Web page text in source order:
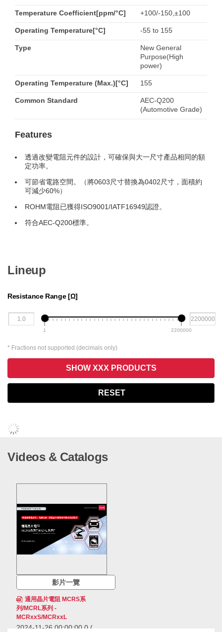
Temperature Coefficient[ppm/°C] +100/-150,±100
Operating Temperature[°C] -55 to 155
Type
New General
Purpose(High
power)
Operating Temperature (Max.)[°C] 155
Common Standard
AEC-Q200
(Automotive Grade)
Features
透過改變電阻元件的設計，可確保與大一尺寸產品相同的額
定功率。
可節省電路空間。（將0603尺寸替換為0402尺寸，面積約
可減少60%）
ROHM電阻已獲得ISO9001/IATF16949認證。
符合AEC-Q200標準。
Lineup
Resistance Range [Ω]
1 2200000
* Fractions not supported (decimals only)
SHOW XXX PRODUCTS
RESET
Videos & Catalogs
影片一覽
通用晶片電阻 MCRS系
列/MCRL系列 -
MCRxxS/MCRxxL
2024-11-26 00:00:00.0 (